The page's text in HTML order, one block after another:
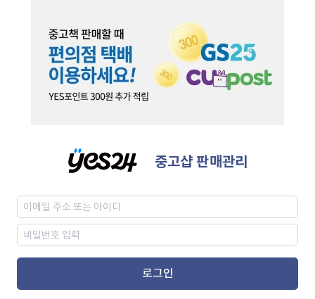
중고샵 판매관리
로그인